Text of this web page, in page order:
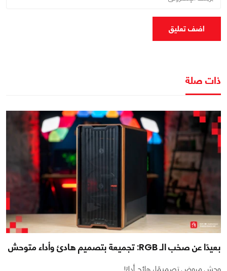
اضف تعليق
ذات صلة
بعيدًا عن صخب الـ RGB: تجميعة بتصميم هادئ وأداء متوحش
وحش مروض تصميمًا، هائج أداءً!